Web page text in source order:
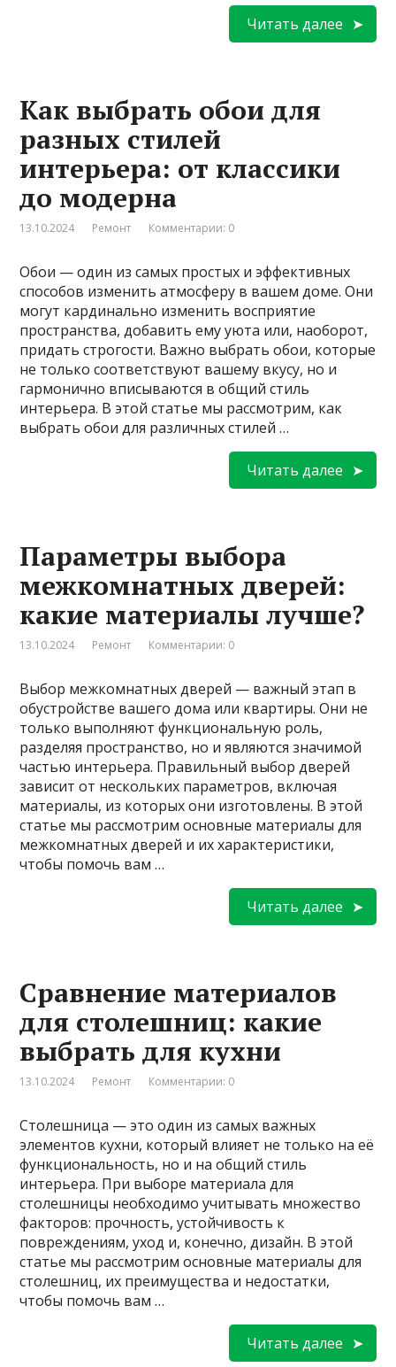
Читать далее
Как выбрать обои для
разных стилей
интерьера: от классики
до модерна
13.10.2024 Ремонт Комментарии: 0
Обои — один из самых простых и эффективных
способов изменить атмосферу в вашем доме. Они
могут кардинально изменить восприятие
пространства, добавить ему уюта или, наоборот,
придать строгости. Важно выбрать обои, которые
не только соответствуют вашему вкусу, но и
гармонично вписываются в общий стиль
интерьера. В этой статье мы рассмотрим, как
выбрать обои для различных стилей …
Читать далее
Параметры выбора
межкомнатных дверей:
какие материалы лучше?
13.10.2024 Ремонт Комментарии: 0
Выбор межкомнатных дверей — важный этап в
обустройстве вашего дома или квартиры. Они не
только выполняют функциональную роль,
разделяя пространство, но и являются значимой
частью интерьера. Правильный выбор дверей
зависит от нескольких параметров, включая
материалы, из которых они изготовлены. В этой
статье мы рассмотрим основные материалы для
межкомнатных дверей и их характеристики,
чтобы помочь вам …
Читать далее
Сравнение материалов
для столешниц: какие
выбрать для кухни
13.10.2024 Ремонт Комментарии: 0
Столешница — это один из самых важных
элементов кухни, который влияет не только на её
функциональность, но и на общий стиль
интерьера. При выборе материала для
столешницы необходимо учитывать множество
факторов: прочность, устойчивость к
повреждениям, уход и, конечно, дизайн. В этой
статье мы рассмотрим основные материалы для
столешниц, их преимущества и недостатки,
чтобы помочь вам …
Читать далее